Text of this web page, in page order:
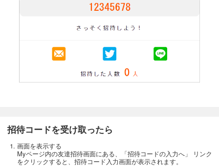
招待コードを受け取ったら
画面を表示する
Myページ内の友達招待画面にある、「招待コードの入力へ」 リンク
をクリックすると、招待コード入力画面が表示されます。